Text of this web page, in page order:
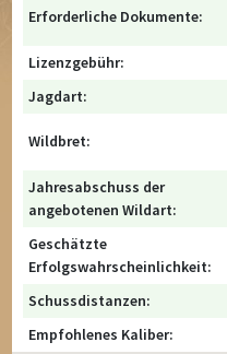
Erforderliche Dokumente:
Lizenzgebühr:
Jagdart:
Wildbret:
Jahresabschuss der
angebotenen Wildart:
Geschätzte
Erfolgswahrscheinlichkeit:
Schussdistanzen:
Empfohlenes Kaliber: